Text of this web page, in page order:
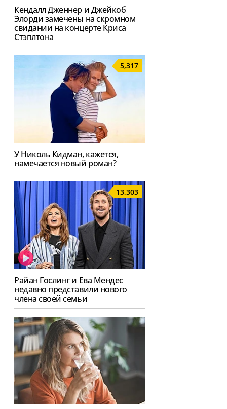
Кендалл Дженнер и Джейкоб
Элорди замечены на скромном
свидании на концерте Криса
Стэплтона
5,317
У Николь Кидман, кажется,
намечается новый роман?
13,303
Райан Гослинг и Ева Мендес
недавно представили нового
члена своей семьи